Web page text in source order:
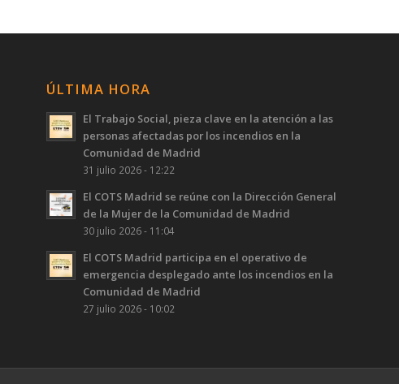
ÚLTIMA HORA
El Trabajo Social, pieza clave en la atención a las
personas afectadas por los incendios en la
Comunidad de Madrid
31 julio 2026 - 12:22
El COTS Madrid se reúne con la Dirección General
de la Mujer de la Comunidad de Madrid
30 julio 2026 - 11:04
El COTS Madrid participa en el operativo de
emergencia desplegado ante los incendios en la
Comunidad de Madrid
27 julio 2026 - 10:02